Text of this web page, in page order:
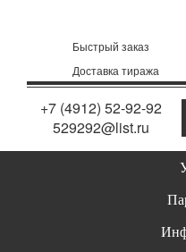
Быстрый заказ
Доставка тиража
+7 (4912) 52-92-92
529292@list.ru